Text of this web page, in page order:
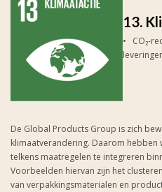
13.
• CO₂-
De Global Products Group is zich
klimaatverandering. Daarom
telkens maatregelen te integreren
Voorbeelden hiervan zijn het
van verpakkingsmaterialen en